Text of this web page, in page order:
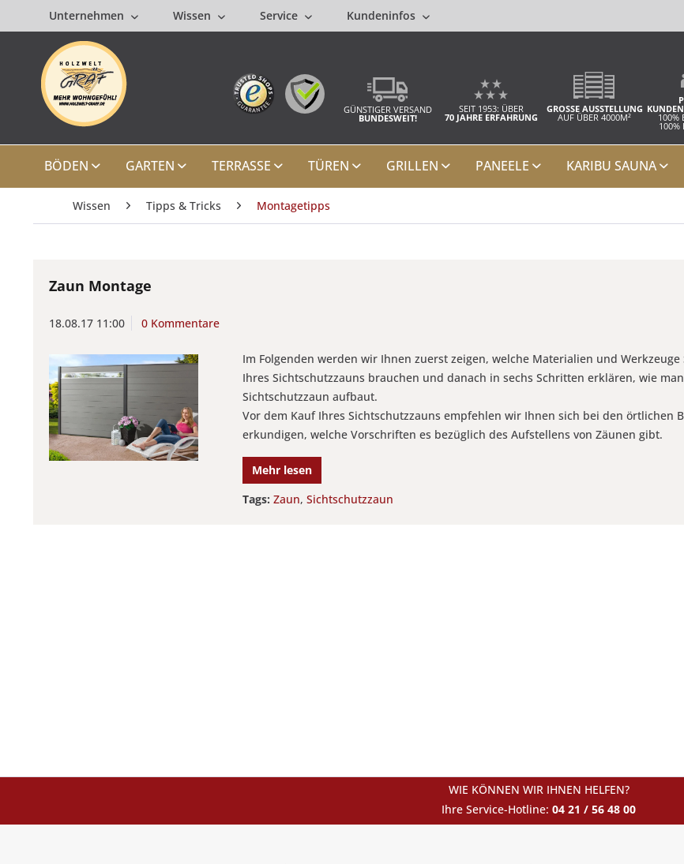
Unternehmen Wissen Service Kundeninfos
GÜNSTIGER VERSAND
BUNDESWEIT!
SEIT 1953: ÜBER
70 JAHRE ERFAHRUNG
GROSSE AUSSTELLUNG
AUF ÜBER 4000M² 100%
100%
BÖDEN GARTEN TERRASSE TÜREN GRILLEN PANEELE KARIBU SAUNA
Wissen Tipps & Tricks Montagetipps
Zaun Montage
18.08.17 11:00 0 Kommentare
Im Folgenden werden wir Ihnen zuerst zeigen, welche Materialien und
Ihres Sichtschutzzauns brauchen und danach in sechs Schritten erklären, wie
Sichtschutzzaun aufbaut.
Vor dem Kauf Ihres Sichtschutzzauns empfehlen wir Ihnen sich bei den örtlichen
erkundigen, welche Vorschriften es bezüglich des Aufstellens von Zäunen gibt.
Mehr lesen
Tags: Zaun,Sichtschutzzaun
WIE KÖNNEN WIR IHNEN HELFEN?
Ihre Service-Hotline: 04 21 / 56 48 00